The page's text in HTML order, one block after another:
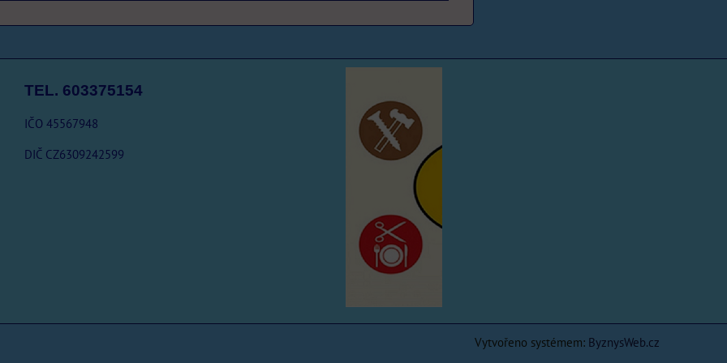
TEL. 603375154
IČO 45567948
DIČ CZ6309242599
Vytvořeno systémem: ByznysWeb.cz